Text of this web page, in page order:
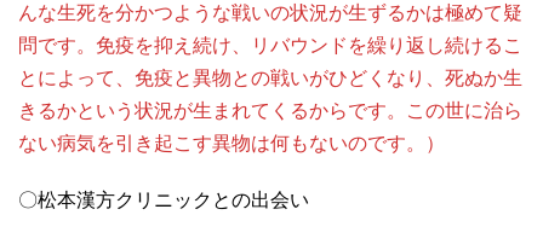
んな生死を分かつような戦いの状況が生ずるかは極めて疑
問です。免疫を抑え続け、リバウンドを繰り返し続けるこ
とによって、免疫と異物との戦いがひどくなり、死ぬか生
きるかという状況が生まれてくるからです。この世に治ら
ない病気を引き起こす異物は何もないのです。）
〇松本漢方クリニックとの出会い